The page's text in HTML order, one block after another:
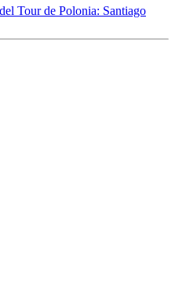
Tour de Polonia: Santiago